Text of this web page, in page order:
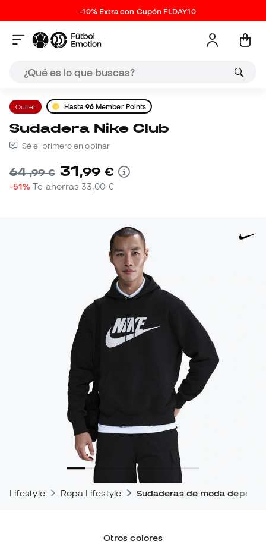
-10% Extra con Cupón FLDAY10
Outlet Hasta 96 Member Points
Sudadera Nike Club
Sé el primero en opinar
64,99 € 31,99 €
-51% Te ahorras33,00 €
Lifestyle Ropa Lifestyle Sudaderas de moda
Otros colores